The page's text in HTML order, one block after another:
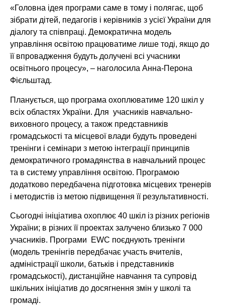
«Головна ідея програми саме в тому і полягає, щоб
зібрати дітей, педагогів і керівників з усієї України для
діалогу та співпраці. Демократична модель
управління освітою працюватиме лише тоді, якщо до
її впровадження будуть долучені всі учасники
освітнього процесу», – наголосила Анна-Перона
Фієльштад.
Планується, що програма охоплюватиме 120 шкіл у
всіх областях України. Для учасників навчально-
виховного процесу, а також представників
громадськості та місцевої влади будуть проведені
тренінги і семінари з метою інтеграції принципів
демократичного громадянства в навчальний процес
та в систему управління освітою. Програмою
додатково передбачена підготовка місцевих тренерів
і методистів із метою підвищення її результативності.
Сьогодні ініціатива охоплює 40 шкіл із різних регіонів
України; в різних її проектах залучено близько 7 000
учасників. Програми EWC поєднують тренінги
(модель тренінгів передбачає участь вчителів,
адміністрації школи, батьків і представників
громадськості), дистанційне навчання та супровід
шкільних ініціатив до досягнення змін у школі та
громаді.